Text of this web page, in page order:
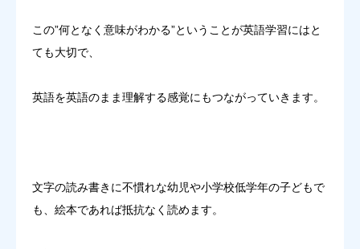
この”何となく意味がわかる”ということが英語学習にはと
ても大切で、
英語を英語のまま理解する感覚にもつながっていきます。
文字の読み書きに不慣れな幼児や小学校低学年の子どもで
も、絵本であれば抵抗なく読めます。